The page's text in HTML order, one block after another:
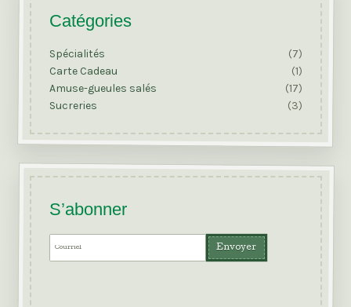
Catégories
Spécialités
(7)
Carte Cadeau
(1)
Amuse-gueules salés
(17)
Sucreries
(3)
S’abonner